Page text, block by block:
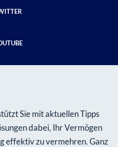
Sie mit aktuellen Tipps
dabei, Ihr Vermögen
effektiv zu vermehren. Ganz